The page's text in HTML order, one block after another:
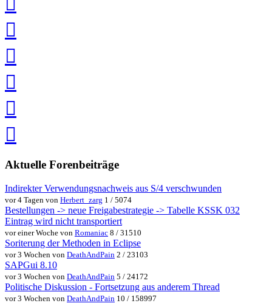
teilen
teilen
teilen
speichern
via
teilenteilen
Aktuelle Forenbeiträge
Indirekter Verwendungsnachweis aus S/4 verschwunden
vor 4 Tagen von Herbert_zarg 1 / 5074
Bestellungen -> neue Freigabestrategie -> Tabelle KSSK 032
Eintrag wird nicht transportiert
vor einer Woche von Romaniac 8 / 31510
Soriterung der Methoden in Eclipse
vor 3 Wochen von DeathAndPain 2 / 23103
SAPGui 8.10
vor 3 Wochen von DeathAndPain 5 / 24172
Politische Diskussion - Fortsetzung aus anderem Thread
vor 3 Wochen von DeathAndPain 10 / 158997